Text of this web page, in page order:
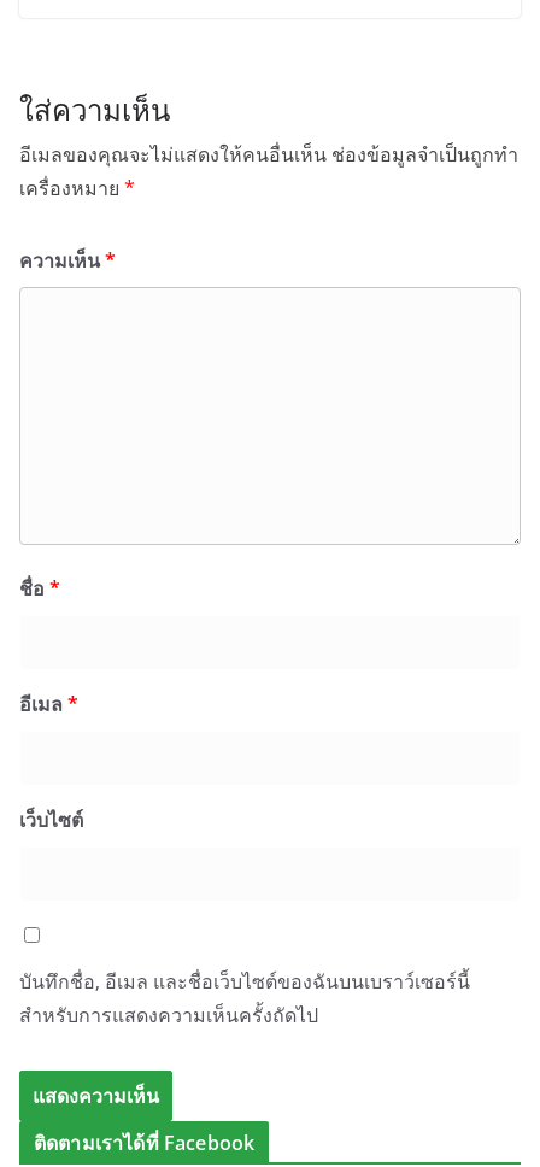
ใส่ความเห็น
อีเมลของคุณจะไม่แสดงให้คนอื่นเห็น ช่องข้อมูลจำเป็นถูกทำ
เครื่องหมาย *
ความเห็น*
ชื่อ *
อีเมล *
เว็บไซต์
บันทึกชื่อ, อีเมล และชื่อเว็บไซต์ของฉันบนเบราว์เซอร์นี้
สำหรับการแสดงความเห็นครั้งถัดไป
ติดตามเราได้ที่ Facebook